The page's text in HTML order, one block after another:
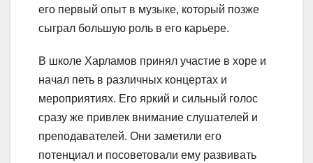
его первый опыт в музыке, который позже
сыграл большую роль в его карьере.
В школе Харламов принял участие в хоре и
начал петь в различных концертах и
мероприятиях. Его яркий и сильный голос
сразу же привлек внимание слушателей и
преподавателей. Они заметили его
потенциал и посоветовали ему развивать